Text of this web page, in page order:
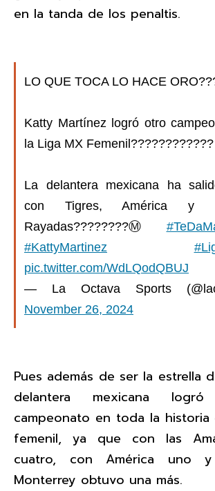
en la tanda de los penaltis.
LO QUE TOCA LO HACE
Katty Martínez logró otro
la Liga MX Femenil????????????
La delantera mexicana ha
con Tigres, América y
Rayadas????????Ⓜ️
#KattyMartinez
pic.twitter.com/WdLQodQBUJ
— La Octava Sports
November 26, 2024
Pues además de ser la estrella
delantera mexicana
campeonato en toda la historia
femenil, ya que con las
cuatro, con América uno
Monterrey obtuvo una más.